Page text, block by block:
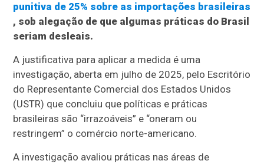
punitiva de 25% sobre as importações brasileiras
, sob alegação de que algumas práticas do Brasil
seriam desleais.
A justificativa para aplicar a medida é uma
investigação, aberta em julho de 2025, pelo Escritório
do Representante Comercial dos Estados Unidos
(USTR) que concluiu que políticas e práticas
brasileiras são “irrazoáveis” e “oneram ou
restringem” o comércio norte-americano.
A investigação avaliou práticas nas áreas de